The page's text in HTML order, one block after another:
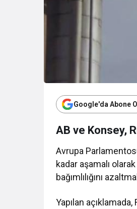
Google'da Abone Ol
AB ve Konsey,
Avrupa
kadar aşamalı
bağımlılığını
Yapılan